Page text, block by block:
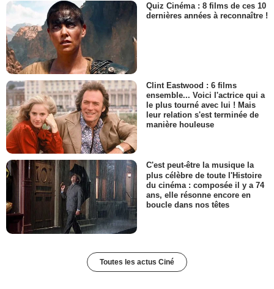
Quiz Cinéma : 8 films de ces 10
dernières années à reconnaître !
Clint Eastwood : 6 films
ensemble... Voici l'actrice qui a
le plus tourné avec lui ! Mais
leur relation s'est terminée de
manière houleuse
C'est peut-être la musique la
plus célèbre de toute l'Histoire
du cinéma : composée il y a 74
ans, elle résonne encore en
boucle dans nos têtes
Toutes les actus Ciné